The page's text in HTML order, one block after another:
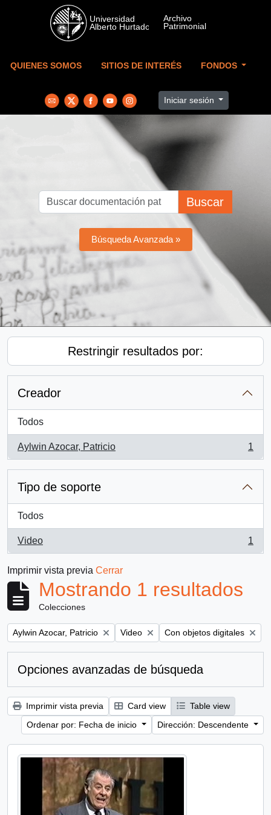
Skip to main content
QUIENES SOMOS SITIOS DE INTERÉS FONDOS
Iniciar sesión
Buscar
Búsqueda Avanzada »
Restringir resultados por:
Creador
Todos
Aylwin Azocar, Patricio
, 1 resultados
1
Tipo de soporte
Todos
Video
, 1 resultados
1
Imprimir vista previa Cerrar
Mostrando 1 resultados
Colecciones
Remove filter:
Aylwin Azocar, Patricio Remove filter:
Video Remove filter:
Con objetos digitales
Opciones avanzadas de búsqueda
Imprimir vista previa Card view
Table view
Ordenar por: Fecha de inicio
Dirección: Descendente